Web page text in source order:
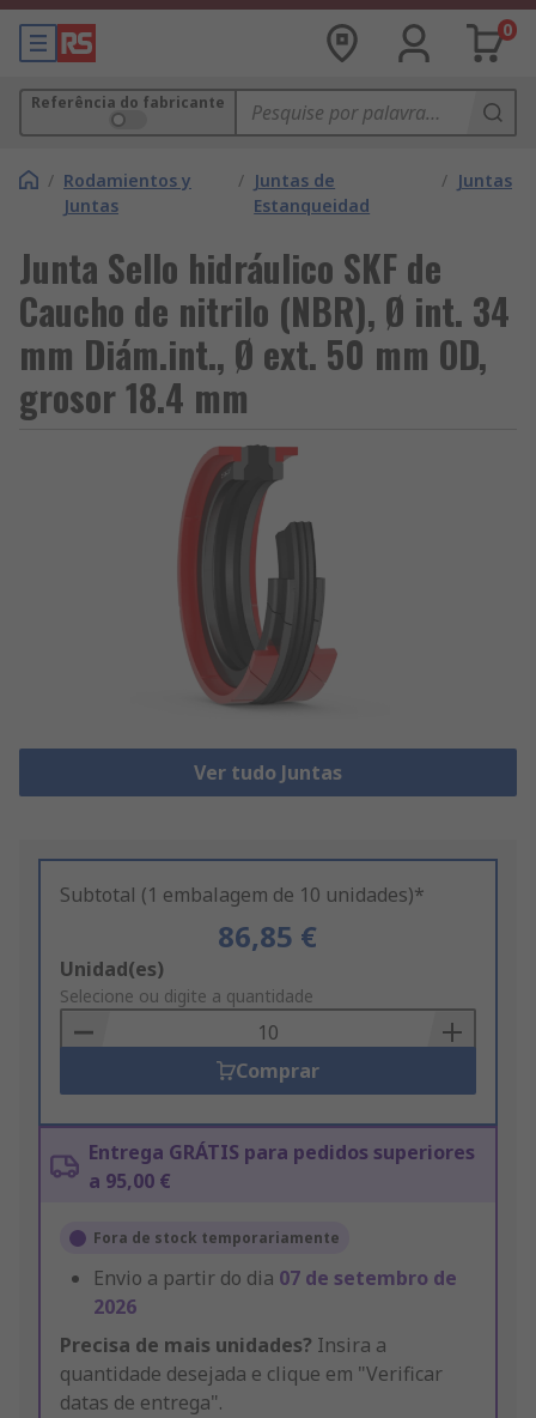
0
Referência do fabricante
/ Rodamientos y
Juntas
/ Juntas de
Estanqueidad
/ Juntas
Junta Sello hidráulico SKF de
Caucho de nitrilo (NBR), Ø int. 34
mm Diám.int., Ø ext. 50 mm OD,
grosor 18.4 mm
Ver tudo Juntas
Subtotal (1 embalagem de 10 unidades)*
86,85 €
Add
to
Basket
Unidad(es)
Selecione ou digite a quantidade
Comprar
Entrega GRÁTIS para pedidos superiores
a 95,00 €
Fora de stock temporariamente
Envio a partir do dia 07 de setembro de
2026
Precisa de mais unidades? Insira a
quantidade desejada e clique em "Verificar
datas de entrega".